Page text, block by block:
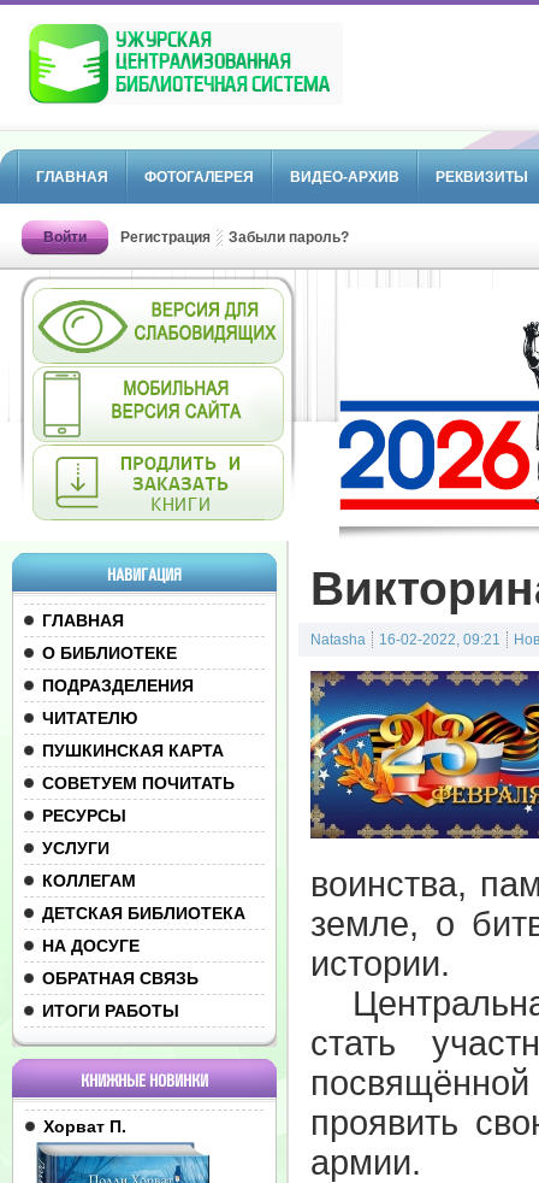
ГЛАВНАЯ ФОТОГАЛЕРЕЯ ВИДЕО-АРХИВ РЕКВИЗИТЫ
Войти Регистрация Забыли пароль?
НАВИГАЦИЯ
ГЛАВНАЯ
О БИБЛИОТЕКЕ
ПОДРАЗДЕЛЕНИЯ
ЧИТАТЕЛЮ
ПУШКИНСКАЯ КАРТА
СОВЕТУЕМ ПОЧИТАТЬ
РЕСУРСЫ
УСЛУГИ
КОЛЛЕГАМ
ДЕТСКАЯ БИБЛИОТЕКА
НА ДОСУГЕ
ОБРАТНАЯ СВЯЗЬ
ИТОГИ РАБОТЫ
КНИЖНЫЕ НОВИНКИ
Хорват П.
Natasha 16-02-2022, 09:21
воинства,
земле, о
истории.
стать
проявить
армии.